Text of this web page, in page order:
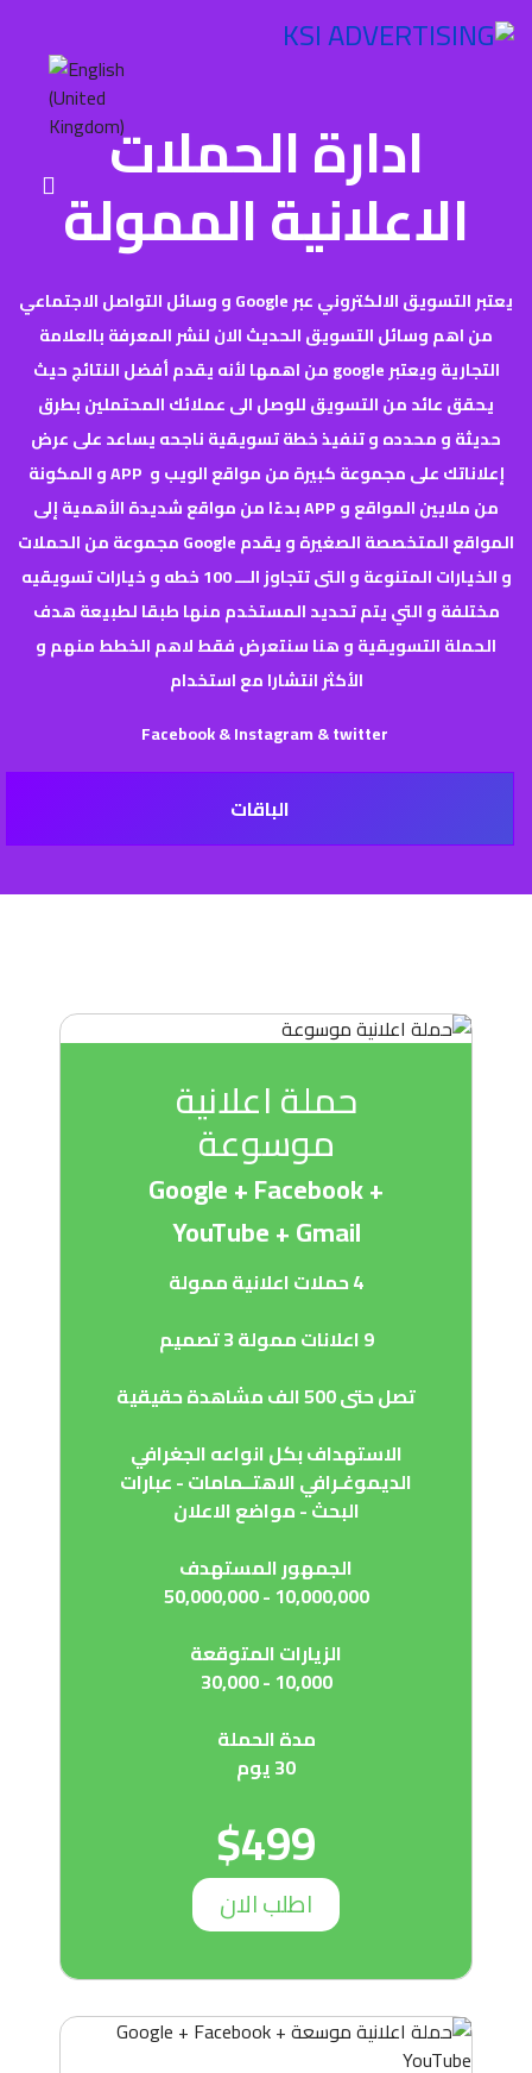
ادارة الحملات
الاعلانية الممولة
يعتبرالتسويق الالكترونيعبرGoogleو وسائلالتواصل الاجتماعي
مناهم وسائلالتسويقالحديثالان لنشر المعرفة بالعلامة
التجارية ويعتبرgoogleمن اهمها لأنه يقدم أفضل النتائجحيث
يحقق عائد من التسويق للوصل الى عملائك المحتملين بطرق
حديثةو محدده و تنفيذخطة تسويقية ناجحه يساعد على عرض
إعلاناتك على مجموعة كبيرة من مواقع الويبو
و المكونة
من ملايين المواقع و
بدءًا من مواقع شديدة الأهمية إلى
المواقع المتخصصة الصغيرة و يقدمGoogleمجموعة من الحملات
و الخياراتالمتنوعةو التىتتجاوز الـــ 100 خطه و خياراتتسويقيه
مختلفةو التييتم تحديد المستخدم منها طبقا لطبيعة هدف
الحملة التسويقيةو هناسنتعرض فقط لاهم الخطط منهمو
الأكثرانتشارا معاستخدام
Facebook & Instagram & twitter
الباقات
حملة اعلانية
موسوعة
Google + Facebook +
YouTube + Gmail
4 حملات اعلانية ممولة
9 اعلانات ممولة 3 تصميم
تصل حتى 500 الف مشاهدة حقيقية
الاستهداف بكل انواعه الجغرافي
الديموغـرافي الاهتــمامات - عبارات
البحث - مواضع الاعلان
الجمهور المستهدف
10,000,000 - 50,000,000
الزيارات المتوقعة
10,000 - 30,000
مدة الحملة
30 يوم
$499
اطلب الان